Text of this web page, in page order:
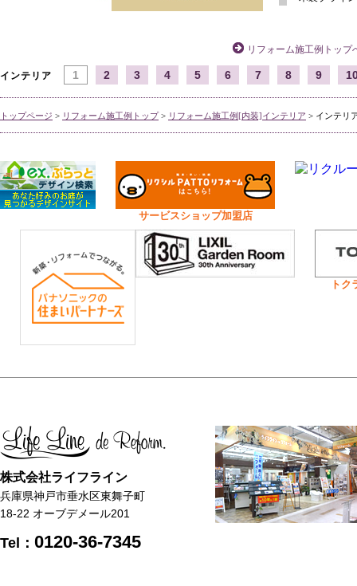
リフォーム施工例トップ
インテリア 1 2 3 4 5 6 7 8 9
トップページ > リフォーム施工例トップ> リフォーム施工例[内装]インテリア > インテリ
サービスショップ加盟店
トク
株式会社ライフライン
兵庫県神戸市垂水区東舞子町
18-22 オーブデメール201
Tel： 0120-36-7345